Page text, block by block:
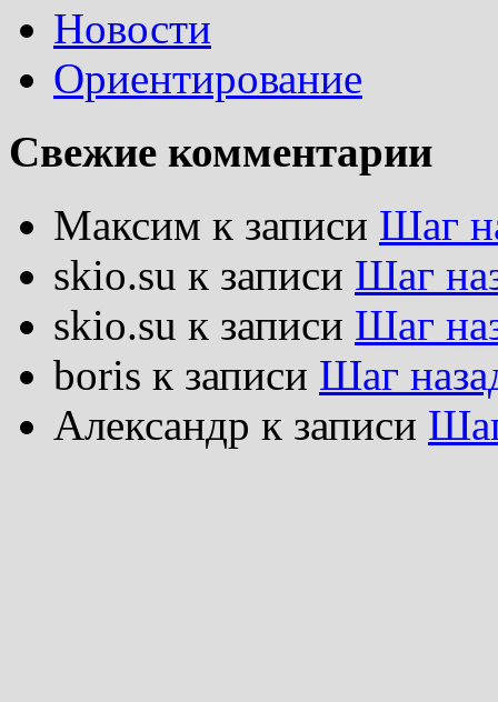
Новости
Ориентирование
Свежие комментарии
Максим к записи Шаг
skio.su к записи Шаг
skio.su к записи Шаг
boris к записи Шаг
Александр к записи